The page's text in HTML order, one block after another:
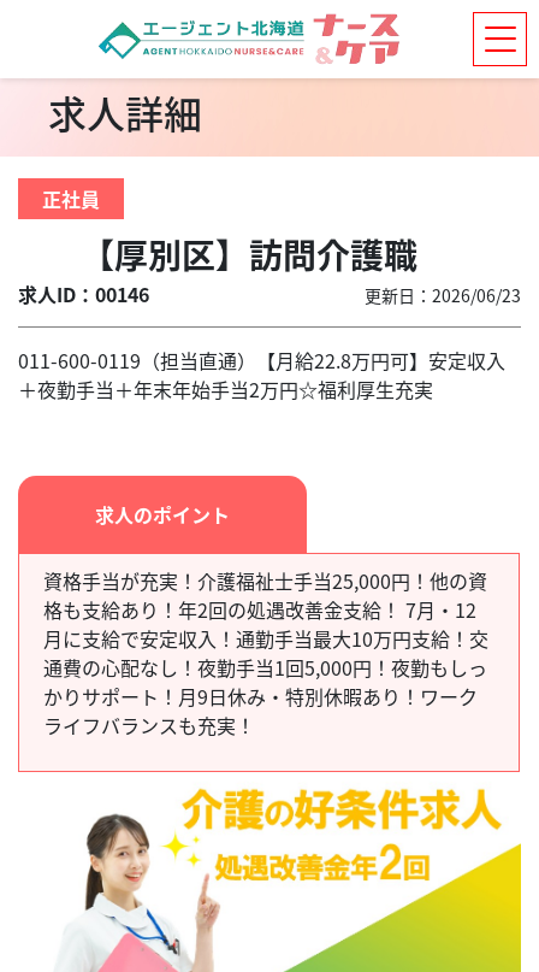
求人詳細
正社員
【厚別区】訪問介護職
求人ID：00146 更新日：2026/06/23
011-600-0119（担当直通）【月給22.8万円可】安定収入
＋夜勤手当＋年末年始手当2万円☆福利厚生充実
求人のポイント
資格手当が充実！介護福祉士手当25,000円！他の資
格も支給あり！年2回の処遇改善金支給！ 7月・12
月に支給で安定収入！通勤手当最大10万円支給！交
通費の心配なし！夜勤手当1回5,000円！夜勤もしっ
かりサポート！月9日休み・特別休暇あり！ワーク
ライフバランスも充実！